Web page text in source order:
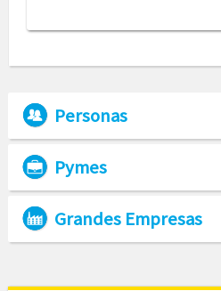
Personas
Pymes
Grandes Empresas